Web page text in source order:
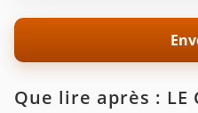
Que lire après : LE